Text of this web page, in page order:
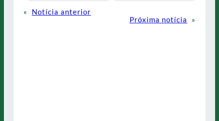
«
Notícia anterior
Próxima notícia
»